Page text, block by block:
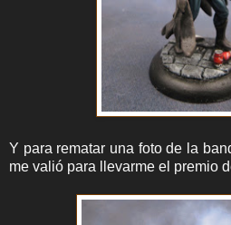
Y para rematar una foto de la
me valió para llevarme el premio